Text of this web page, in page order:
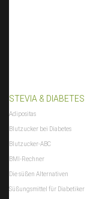
STEVIA & DIABETES
Adipositas
Blutzucker bei Diabetes
Blutzucker-ABC
BMI-Rechner
Die süßen Alternativen
Süßungsmittel für Diabetiker